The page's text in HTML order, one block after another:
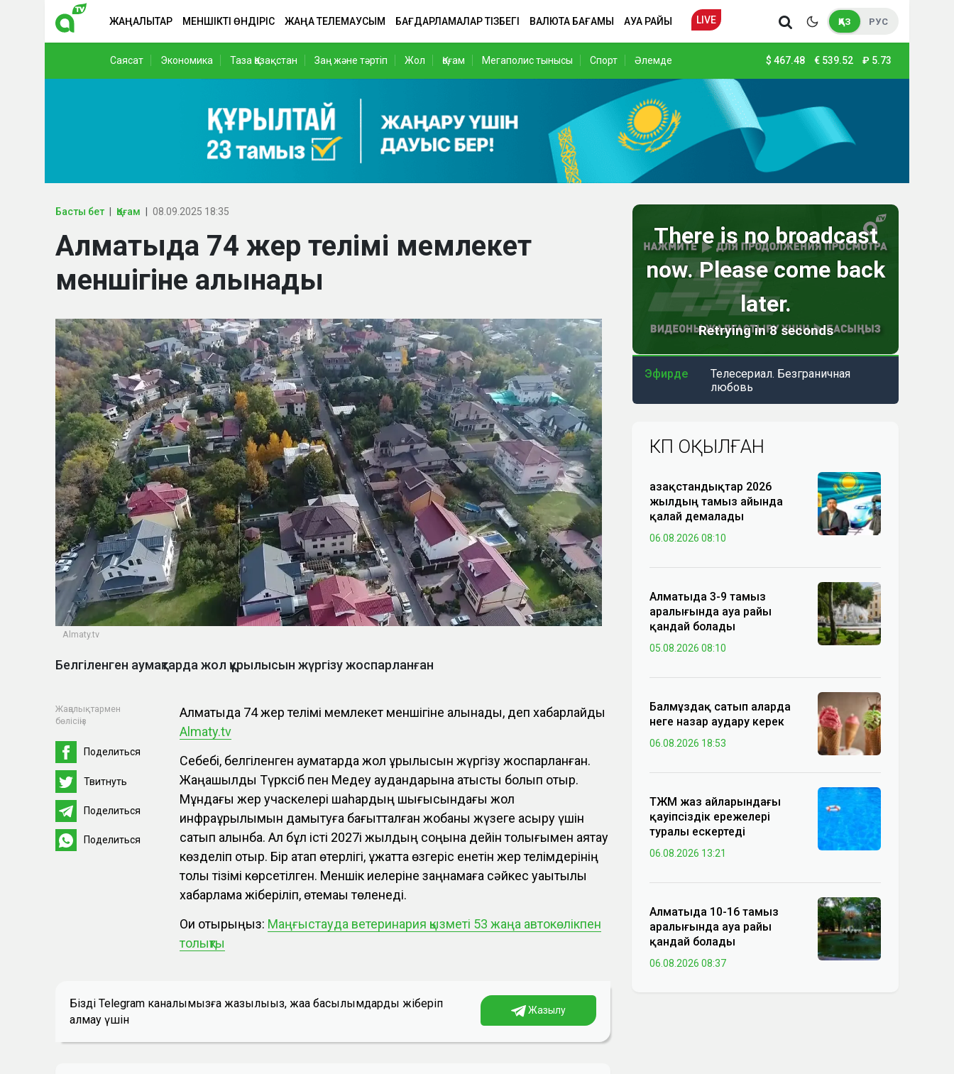
ЖАҢАЛЫҚТАР МЕНШІКТІ ӨНДІРІС ЖАҢА ТЕЛЕМАУСЫМ БАҒДАРЛАМАЛАР ТІЗБЕГІ ВАЛЮТА БАҒАМЫ АУА РАЙЫ LIVE ҚАЗ РУС
Саясат Экономика Таза Қазақстан Заң және тәртіп Жол Қоғам Мегаполис тынысы Спорт Әлемде $ 467.48 € 539.52 ₽ 5.73
Басты бет Қоғам 08.09.2025 18:35
Алматыда 74 жер телімі мемлекет
меншігіне алынады
Almaty.tv
Белгіленген аумақтарда жол құрылысын жүргізу жоспарланған
Жаңалықтармен
бөлісіңіз
Поделиться
Твитнуть
Поделиться
Поделиться
Алматыда 74 жер телімі мемлекет меншігіне алынады, деп хабарлайды
Almaty.tv
Себебі, белгіленген аумақтарда жол құрылысын жүргізу жоспарланған.
Жаңашылдық Түрксіб пен Медеу аудандарына қатысты болып отыр.
Мұндағы жер учаскелері шаһардың шығысындағы жол
инфрақұрылымын дамытуға бағытталған жобаны жүзеге асыру үшін
сатып алынбақ. Ал бұл істі 2027і жылдың соңына дейін толығымен аяқтау
көзделіп отыр. Бір атап өтерлігі, құжатта өзгеріс енетін жер телімдерінің
толық тізімі көрсетілген. Меншік иелеріне заңнамаға сәйкес уақытылы
хабарлама жіберіліп, өтемақы төленеді.
Оқи отырыңыз: Маңғыстауда ветеринария қызметі 53 жаңа автокөлікпен
толықты
Біздің Telegram каналымызға жазылыңыз, жаңа басылымдарды жіберіп
алмау үшін
Жазылу
Эфирде
Телесериал. Безграничная
любовь
КӨП ОҚЫЛҒАН
Қазақстандықтар 2026
жылдың тамыз айында
қалай демалады
06.08.2026 08:10
Алматыда 3-9 тамыз
аралығында ауа райы
қандай болады
05.08.2026 08:10
Балмұздақ сатып аларда
неге назар аудару керек
06.08.2026 18:53
ТЖМ жаз айларындағы
қауіпсіздік ережелері
туралы ескертеді
06.08.2026 13:21
Алматыда 10-16 тамыз
аралығында ауа райы
қандай болады
06.08.2026 08:37